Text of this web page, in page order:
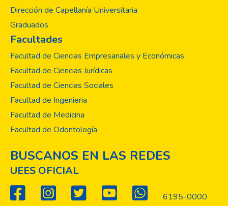
Nutrición y Dietética. Cada página refleja el
trabajo arduo, la pasión y la curiosidad
este Anuario sea una fuente de inspiración y
conocimiento para todos los miembros de
aquellos interesados en la investigación
científica. Cada investigación presentada
representa un paso hacia la mejora de la
salud y el bienestar de la sociedad.
su dedicación, a nuestros profesores por su
orientación y apoyo, y a todos los
involucrados en el fomento de la
investigación en nuestra Facultad. Juntos,
estamos construyendo un futuro más
Dirección de Capellanía Universitaria
Graduados
Facultades
Facultad de Ciencias Empresariales y Económicas
Facultad de Ciencias Jurídicas
Facultad de Ciencias Sociales
Facultad de Ingenieria
Facultad de Medicina
Facultad de Odontología
BUSCANOS EN LAS REDES
UEES OFICIAL
6195-0000